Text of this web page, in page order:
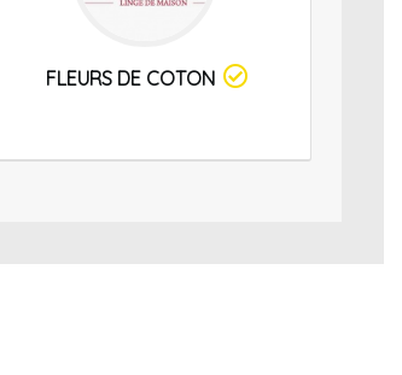
FLEURS DE COTON